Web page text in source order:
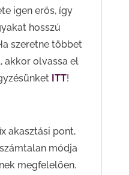
igen erős, így
hosszú
szeretne többet
akkor olvassa el
ITT!
akasztási pont,
módja
megfelelően.